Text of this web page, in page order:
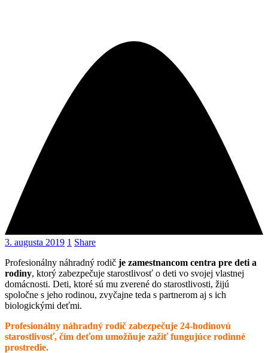
3. augusta 2019 1 Share
Profesionálny náhradný rodič je zamestnancom centra pre deti a
rodiny, ktorý zabezpečuje starostlivosť o deti vo svojej vlastnej
domácnosti. Deti, ktoré sú mu zverené do starostlivosti, žijú
spoločne s jeho rodinou, zvyčajne teda s partnerom aj s ich
biologickými deťmi.
Profesionálny náhradný rodič zabezpečuje 24-hodinovú
starostlivosť, čím deťom umožňuje zažiť fungujúce rodinné
prostredie.